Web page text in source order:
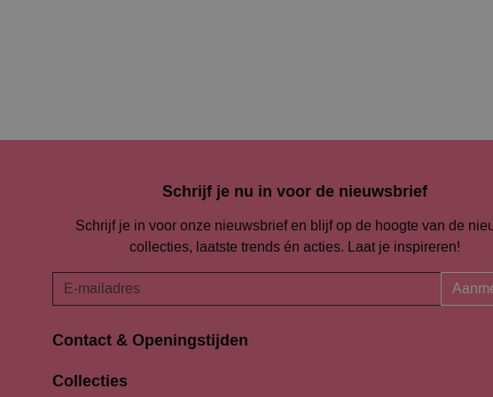
Schrijf je nu in voor de nieuwsbrief
Schrijf je in voor onze nieuwsbrief en blijf op de hoogte van de
collecties, laatste trends én acties. Laat je inspireren!
Contact & Openingstijden
Langestraat 94-96
Collecties